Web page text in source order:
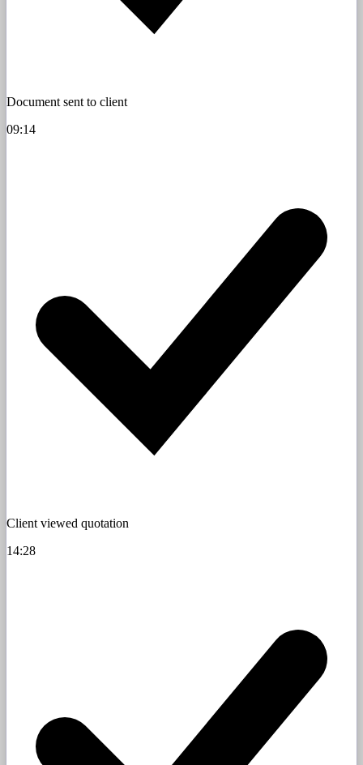
Document sent to client
09:14
Client viewed quotation
14:28